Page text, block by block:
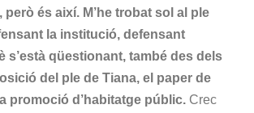
però és així. M’he trobat sol al ple
la institució, defensant
s’està qüestionant, també des dels
del ple de Tiana, el paper de
promoció d’habitatge públic. Crec